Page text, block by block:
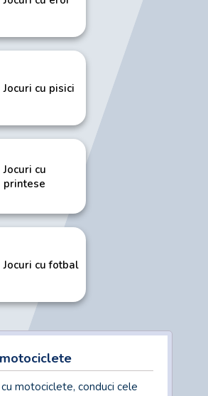
Jocuri cu pisici
Jocuri cu
printese
Jocuri cu fotbal
cu motociclete, conduci cele